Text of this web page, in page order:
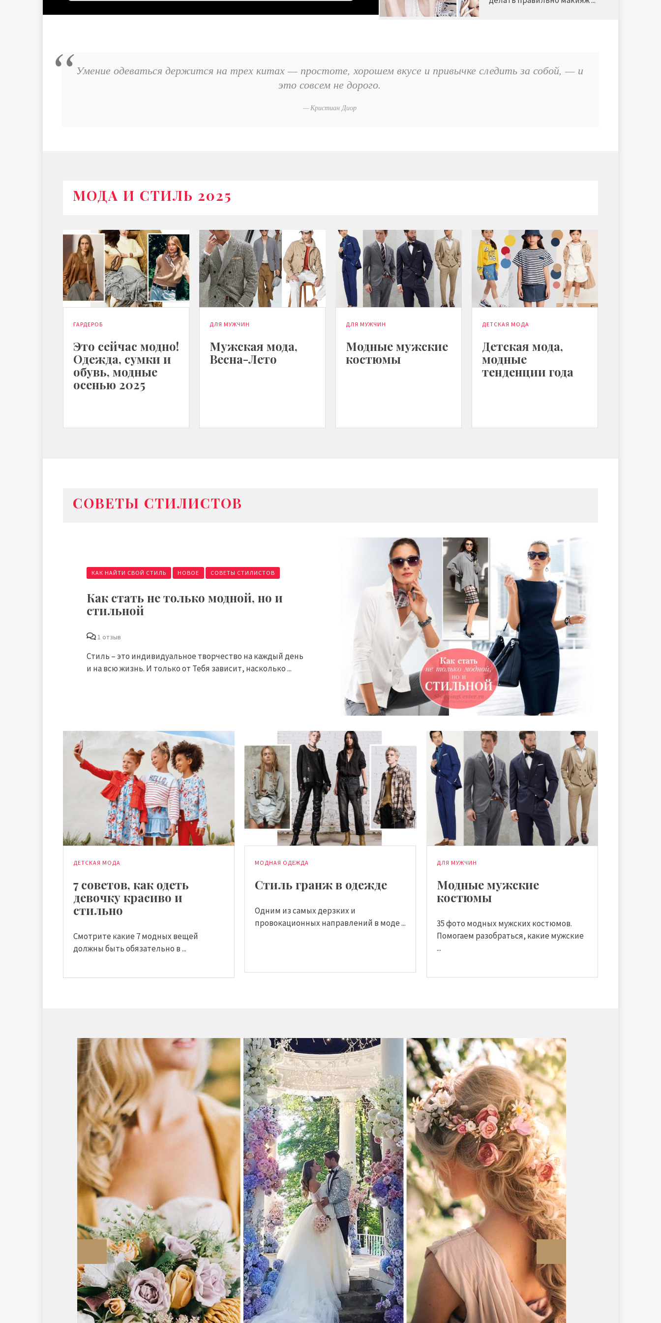
Умение одеваться держится на трех китах — простоте, хорошем вкусе и привычке следить за собой, — и
это совсем не дорого.
Кристиан Диор
МОДА И СТИЛЬ 2025
ГАРДЕРОБ
Это сейчас модно!
Одежда, сумки и
обувь, модные
осенью 2025
ДЛЯ МУЖЧИН
Мужская мода,
Весна-Лето
ДЛЯ МУЖЧИН
Модные мужские
костюмы
ДЕТСКАЯ МОДА
Детская мода,
модные
тенденции года
СОВЕТЫ СТИЛИСТОВ
КАК НАЙТИ СВОЙ СТИЛЬ НОВОЕ СОВЕТЫ СТИЛИСТОВ
Как стать не только модной, но и
стильной
1 отзыв
Стиль – это индивидуальное творчество на каждый день
и на всю жизнь. И только от Тебя зависит, насколько ...
ДЕТСКАЯ МОДА
7 советов, как одеть
девочку красиво и
стильно
Смотрите какие 7 модных вещей
должны быть обязательно в ...
МОДНАЯ ОДЕЖДА
Стиль гранж в одежде
Одним из самых дерзких и
провокационных направлений в моде ...
ДЛЯ МУЖЧИН
Модные мужские
костюмы
35 фото модных мужских костюмов.
Помогаем разобраться, какие мужские
...